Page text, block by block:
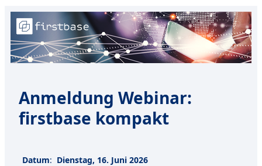
Anmeldung Webinar:
firstbase kompakt
Datum: Dienstag, 16. Juni 2026